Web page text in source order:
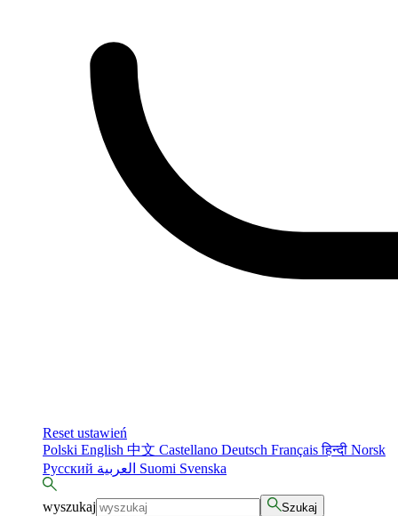
Reset ustawień
Polski English 中文 Castellano Deutsch Françaisहिन्दी Norsk
Русский
Suomi Svenska
wyszukaj Szukaj